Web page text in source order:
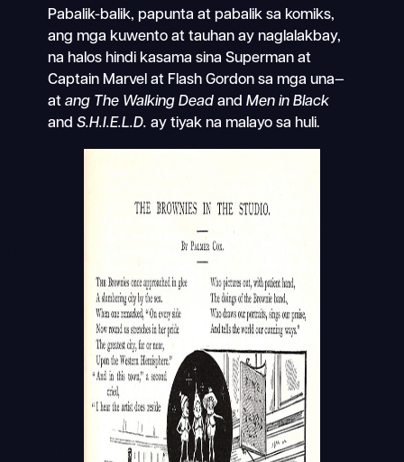
Pabalik-balik, papunta at pabalik sa komiks,
ang mga kuwento at tauhan ay naglalakbay,
na halos hindi kasama sina Superman at
Captain Marvel at Flash Gordon sa mga una—
at ang The Walking Deadand Men in Black
and S.H.I.E.L.D. ay tiyak na malayo sa huli.